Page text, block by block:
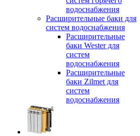
водоснабжения
Расширительные баки для
систем водоснабжения
Расширительные
баки Wester для
систем
водоснабжения
Расширительные
баки Zilmet для
систем
водоснабжения